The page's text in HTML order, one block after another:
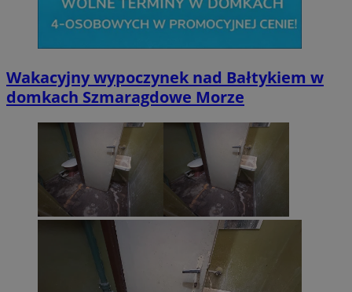
Wakacyjny wypoczynek nad Bałtykiem w
domkach Szmaragdowe Morze